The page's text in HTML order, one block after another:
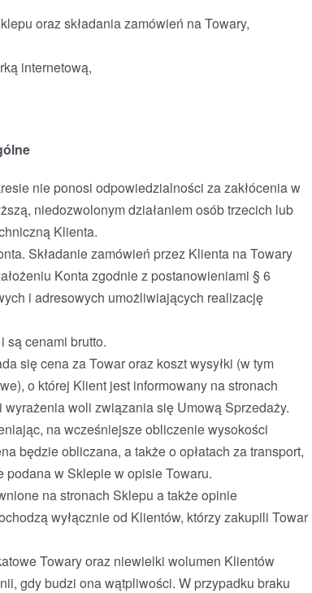
oraz składania zamówień na Towary,
internetową,
nie ponosi odpowiedzialności za zakłócenia w
niedozwolonym działaniem osób trzecich lub
Klienta.
Składanie zamówień przez Klienta na Towary
Konta zgodnie z postanowieniami § 6
i adresowych umożliwiających realizację
są cenami brutto.
się cena za Towar oraz koszt wysyłki (w tym
o której Klient jest informowany na stronach
woli związania się Umową Sprzedaży.
na wcześniejsze obliczenie wysokości
będzie obliczana, a także o opłatach za transport,
podana w Sklepie w opisie Towaru.
na stronach Sklepu a także opinie
wyłącznie od Klientów, którzy zakupili Towar
Towary oraz niewielki wolumen Klientów
gdy budzi ona wątpliwości. W przypadku braku